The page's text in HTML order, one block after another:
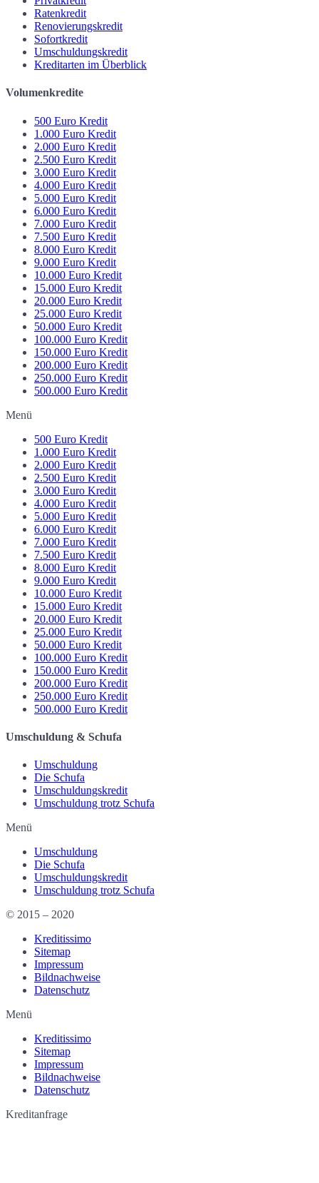
Ratenkredit
Renovierungskredit
Sofortkredit
Umschuldungskredit
Kreditarten im Überblick
Volumenkredite
500 Euro Kredit
1.000 Euro Kredit
2.000 Euro Kredit
2.500 Euro Kredit
3.000 Euro Kredit
4.000 Euro Kredit
5.000 Euro Kredit
6.000 Euro Kredit
7.000 Euro Kredit
7.500 Euro Kredit
8.000 Euro Kredit
9.000 Euro Kredit
10.000 Euro Kredit
15.000 Euro Kredit
20.000 Euro Kredit
25.000 Euro Kredit
50.000 Euro Kredit
100.000 Euro Kredit
150.000 Euro Kredit
200.000 Euro Kredit
250.000 Euro Kredit
500.000 Euro Kredit
Menü
500 Euro Kredit
1.000 Euro Kredit
2.000 Euro Kredit
2.500 Euro Kredit
3.000 Euro Kredit
4.000 Euro Kredit
5.000 Euro Kredit
6.000 Euro Kredit
7.000 Euro Kredit
7.500 Euro Kredit
8.000 Euro Kredit
9.000 Euro Kredit
10.000 Euro Kredit
15.000 Euro Kredit
20.000 Euro Kredit
25.000 Euro Kredit
50.000 Euro Kredit
100.000 Euro Kredit
150.000 Euro Kredit
200.000 Euro Kredit
250.000 Euro Kredit
500.000 Euro Kredit
Umschuldung & Schufa
Umschuldung
Die Schufa
Umschuldungskredit
Umschuldung trotz Schufa
Menü
Umschuldung
Die Schufa
Umschuldungskredit
Umschuldung trotz Schufa
© 2015 – 2020
Kreditissimo
Sitemap
Impressum
Bildnachweise
Datenschutz
Menü
Kreditissimo
Sitemap
Impressum
Bildnachweise
Datenschutz
Kreditanfrage